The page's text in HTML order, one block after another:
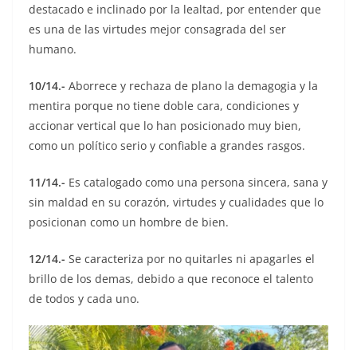
destacado e inclinado por la lealtad, por entender que
es una de las virtudes mejor consagrada del ser
humano.
10/14.- Aborrece y rechaza de plano la demagogia y la
mentira porque no tiene doble cara, condiciones y
accionar vertical que lo han posicionado muy bien,
como un político serio y confiable a grandes rasgos.
11/14.- Es catalogado como una persona sincera, sana y
sin maldad en su corazón, virtudes y cualidades que lo
posicionan como un hombre de bien.
12/14.- Se caracteriza por no quitarles ni apagarles el
brillo de los demas, debido a que reconoce el talento
de todos y cada uno.